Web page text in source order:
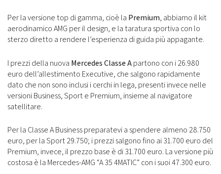
Per la versione top di gamma, cioè la Premium, abbiamo il kit
aerodinamico AMG per il design, e la taratura sportiva con lo
sterzo diretto a rendere l’esperienza di guida più appagante.
I prezzi della nuova Mercedes Classe Apartono con i 26.980
euro dell’allestimento Executive, che salgono rapidamente
dato che non sono inclusi i cerchi in lega, presenti invece nelle
versioni Business, Sport e Premium, insieme al navigatore
satellitare.
Per la Classe A Business preparatevi a spendere almeno 28.750
euro, per la Sport 29.750; i prezzi salgono fino ai 31.700 euro del
Premium, invece, il prezzo base è di 31.700 euro. La versione più
costosa è la Mercedes-AMG “A 35 4MATIC” con i suoi 47.300 euro.